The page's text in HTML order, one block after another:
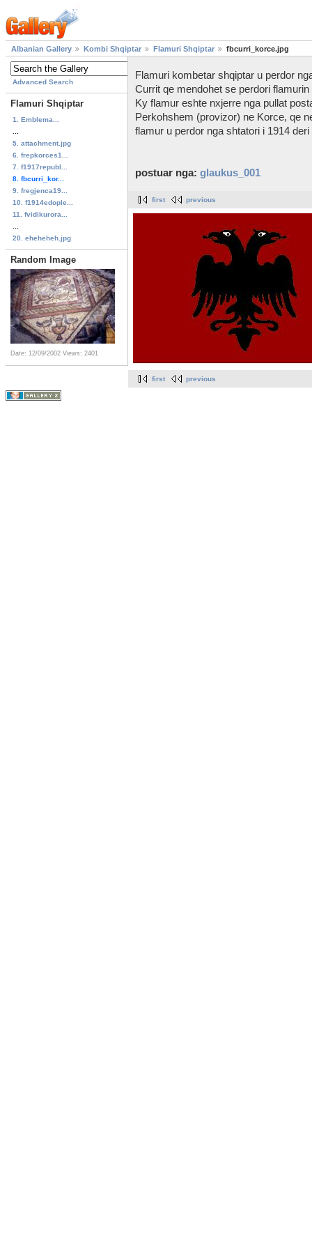
Albanian Gallery Kombi Shqiptar Flamuri Shqiptar fbcurri_korce.jpg
Advanced Search
Flamuri Shqiptar
1. Emblema...
5. attachment.jpg
6. frepkorces1...
7. f1917republ...
8. fbcurri_kor...
9. fregjenca19...
10. f1914edople...
11. fvidikurora...
20. eheheheh.jpg
Random Image
Date: 12/09/2002 Views: 2401
Flamuri kombetar shqiptar u perdor
Currit qe mendohet se perdori
Ky flamur eshte nxjerre nga pullat
Perkohshem (provizor) ne Korce, qe
flamur u perdor nga shtatori i 1914 deri
postuar nga: glaukus_001
first previous
first previous